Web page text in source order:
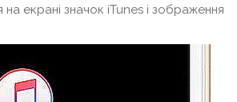
на екрані значок iTunes і зображення